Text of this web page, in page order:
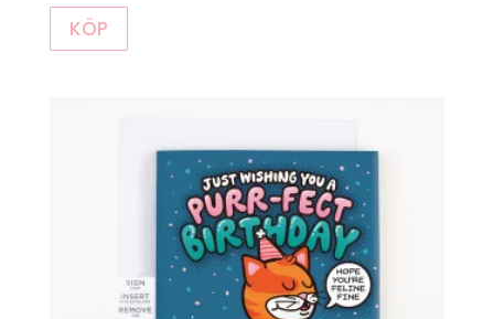
KÖP